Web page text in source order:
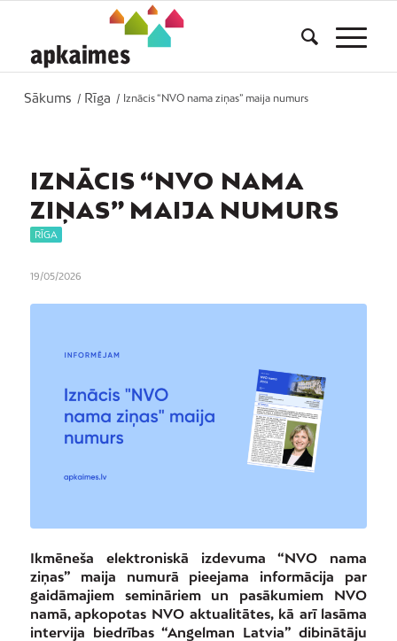
Sākums / Rīga / Iznācis “NVO nama ziņas” maija numurs
IZNĀCIS “NVO NAMA
ZIŅAS” MAIJA NUMURS
RĪGA
19/05/2026
Ikmēneša elektroniskā izdevuma “NVO nama
ziņas” maija numurā pieejama informācija par
gaidāmajiem semināriem un pasākumiem NVO
namā, apkopotas NVO aktualitātes, kā arī lasāma
intervija biedrības “Angelman Latvia” dibinātāju